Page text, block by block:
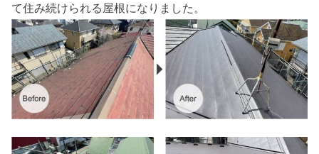
て住み続けられる屋根になりました。